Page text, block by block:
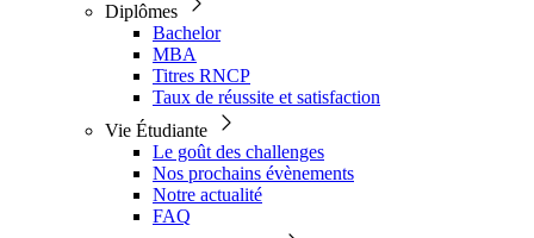
Diplômes
Bachelor
MBA
Titres RNCP
Taux de réussite et satisfaction
Vie Étudiante
Le goût des challenges
Nos prochains évènements
Notre actualité
FAQ